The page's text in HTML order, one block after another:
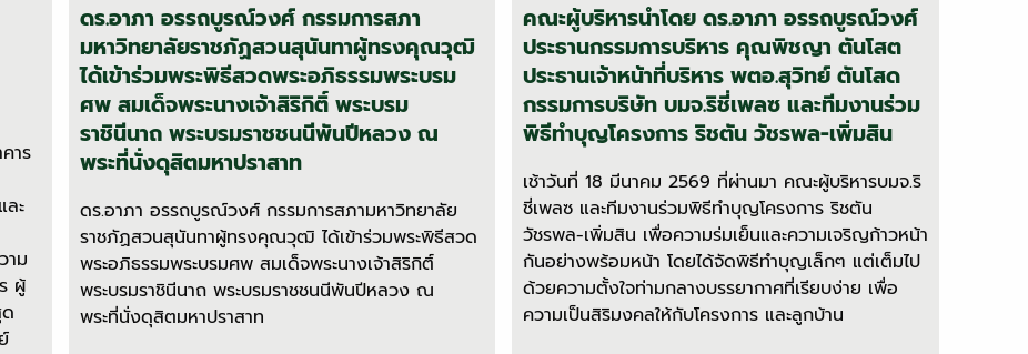
าร
ละ
าม
ผู้
ดร.อาภา อรรถบูรณ์วงศ์ กรรมการสภา
มหาวิทยาลัยราชภัฏสวนสุนันทาผู้ทรงคุณวุฒิ
ได้เข้าร่วมพระพิธีสวดพระอภิธรรมพระบรม
ศพ สมเด็จพระนางเจ้าสิริกิติ์ พระบรม
ราชินีนาถ พระบรมราชชนนีพันปีหลวง ณ
พระที่นั่งดุสิตมหาปราสาท
ดร.อาภา อรรถบูรณ์วงศ์ กรรมการสภามหาวิทยาลัย
ราชภัฏสวนสุนันทาผู้ทรงคุณวุฒิ ได้เข้าร่วมพระพิธีสวด
พระอภิธรรมพระบรมศพ สมเด็จพระนางเจ้าสิริกิติ์
พระบรมราชินีนาถ พระบรมราชชนนีพันปีหลวง ณ
พระที่นั่งดุสิตมหาปราสาท
คณะผู้บริหารนำโดย ดร.อาภา อรรถบูรณ์วงศ์
ประธานกรรมการบริหาร คุณพิชญา ตันโสต
ประธานเจ้าหน้าที่บริหาร พตอ.สุวิทย์ ตันโสด
กรรมการบริษัท บมจ.ริชี่เพลซ และทีมงานร่วม
พิธีทำบุญโครงการ ริชตัน วัชรพล-เพิ่มสิน
เช้าวันที่ 18 มีนาคม 2569 ที่ผ่านมา คณะผู้บริหารบมจ.ริ
ชี่เพลซ และทีมงานร่วมพิธีทำบุญโครงการ ริชตัน
วัชรพล-เพิ่มสิน เพื่อความร่มเย็นและความเจริญก้าวหน้า
กันอย่างพร้อมหน้า โดยได้จัดพิธีทำบุญเล็กๆ แต่เต็มไป
ด้วยความตั้งใจท่ามกลางบรรยากาศที่เรียบง่าย เพื่อ
ความเป็นสิริมงคลให้กับโครงการ และลูกบ้าน